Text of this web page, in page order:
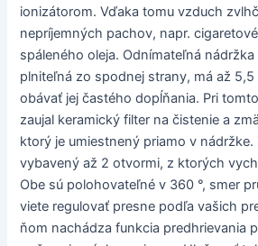
ionizátorom. Vďaka tomu vzduch
nepríjemných pachov, napr.
spáleného oleja. Odnímateľná
plniteľná zo spodnej strany, má až
obávať jej častého dopĺňania. Pri
zaujal keramický filter na čistenie a
ktorý je umiestnený priamo v nádržke.
vybavený až 2 otvormi, z ktorých
Obe sú polohovateľné v 360 °, smer
viete regulovať presne podľa vašich
ňom nachádza funkcia predhrievania